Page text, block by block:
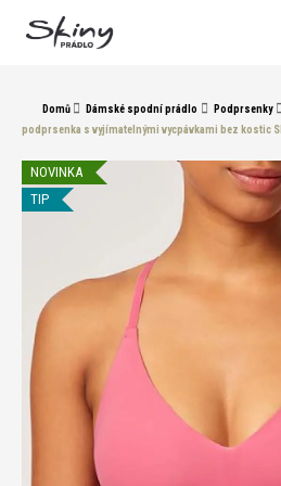
Domů Dámské spodní prádlo Podprsenky
podprsenka s vyjímatelnými vycpávkami bez kostic
NOVINKA
TIP
Zpět
Zpět
C
o
p
o
b
u
e
t